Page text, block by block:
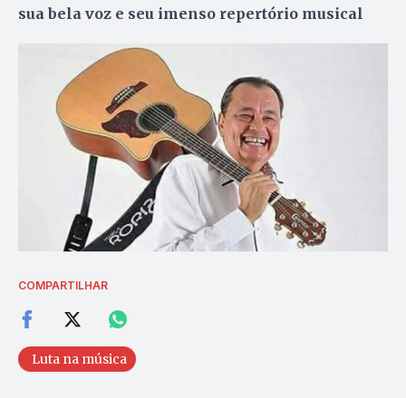
sua bela voz e seu imenso repertório musical
COMPARTILHAR
Luta na música